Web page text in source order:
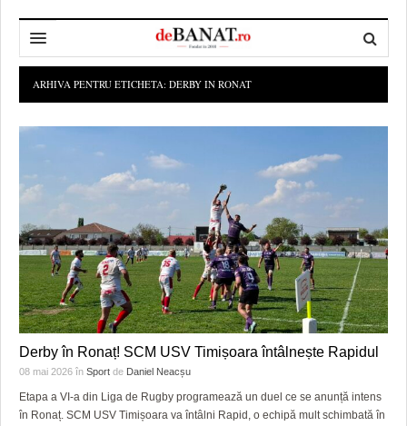
REDACȚIA DEBANAT
POLITICA DE COOKIES
POLITICA DE CONFIDENȚIALITATE
PRIMĂRIA TIMIŞOARA
CONSILIUL JUDEŢEAN TIMIŞ
PREFECTURA TIMIŞ
POLITICA
SPORT
POLI TIMISOARA
FOTBAL JUDETEAN
ALTE SPORTURI
OPINII
DOSARELE DEBANAT
ETICA LUCIDITĂȚII ASISTATE
JURNAL DE CAMPANIE
ZÂMBETE AMARE
GRĂDINA TAICII DOMNULUI
TIMP LIBER ȘI CULTURĂ
TIMP LIBER
ULTRAMARIN VA RECOMANDA
CULTURA
CRONICĂ DE FILM
ECONOMIC
AFACERI
SĂNĂTATE
MAI MULTE
ACCIDENTE
ARHIVA PENTRU ETICHETA: DERBY IN RONAT
Derby în Ronaț! SCM USV Timișoara întâlnește Rapidul
08 mai 2026 în Sport de Daniel Neacșu
Etapa a VI-a din Liga de Rugby programează un duel ce se anunță intens
în Ronaț. SCM USV Timișoara va întâlni Rapid, o echipă mult schimbată în